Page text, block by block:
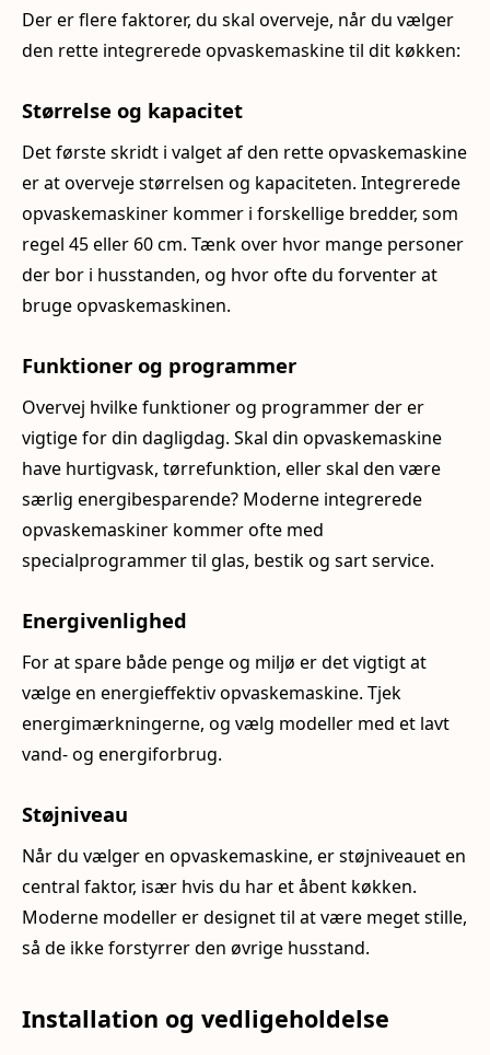
Der er flere faktorer, du skal overveje, når du vælger
den rette integrerede opvaskemaskine til dit køkken:
Størrelse og kapacitet
Det første skridt i valget af den rette opvaskemaskine
er at overveje størrelsen og kapaciteten. Integrerede
opvaskemaskiner kommer i forskellige bredder, som
regel 45 eller 60 cm. Tænk over hvor mange personer
der bor i husstanden, og hvor ofte du forventer at
bruge opvaskemaskinen.
Funktioner og programmer
Overvej hvilke funktioner og programmer der er
vigtige for din dagligdag. Skal din opvaskemaskine
have hurtigvask, tørrefunktion, eller skal den være
særlig energibesparende? Moderne integrerede
opvaskemaskiner kommer ofte med
specialprogrammer til glas, bestik og sart service.
Energivenlighed
For at spare både penge og miljø er det vigtigt at
vælge en energieffektiv opvaskemaskine. Tjek
energimærkningerne, og vælg modeller med et lavt
vand- og energiforbrug.
Støjniveau
Når du vælger en opvaskemaskine, er støjniveauet en
central faktor, især hvis du har et åbent køkken.
Moderne modeller er designet til at være meget stille,
så de ikke forstyrrer den øvrige husstand.
Installation og vedligeholdelse